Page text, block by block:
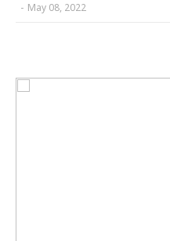
- May 08, 2022